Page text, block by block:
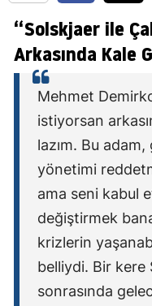
“Solskjaer ile
Arkasında Kale
Mehmet
istiyorsan
lazım. Bu
yönetimi
ama seni kabul
değiştirmek
krizlerin
belliydi. Bir kere
sonrasında